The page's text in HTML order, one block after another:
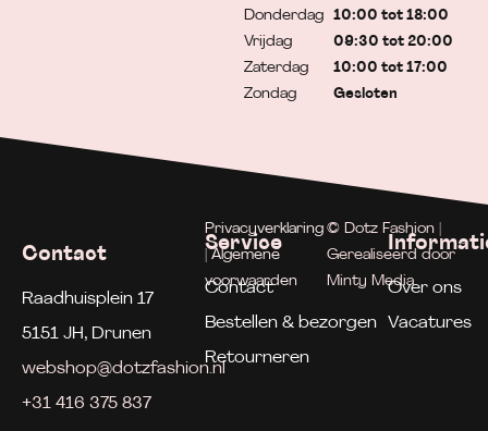
Donderdag
Vrijdag
Zaterdag
Zondag
10:00 tot 18:00
09:30 tot 20:00
10:00 tot 17:00
Gesloten
Contact
Raadhuisplein 17
5151 JH, Drunen
webshop@dotzfashion.nl
+31 416 375 837
Service
Contact
Bestellen & bezorgen
Retourneren
Over ons
Vacatures
Privacyverklaring
| Algemene
voorwaarden
© Dotz Fashion |
Gerealiseerd door
Minty Media